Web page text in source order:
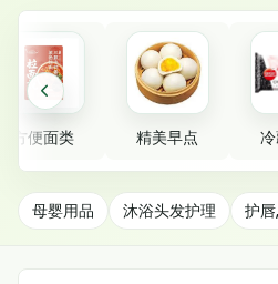
精选分类
方便面类 精美早点
成人用品
母婴用品 沐浴头发护理 护